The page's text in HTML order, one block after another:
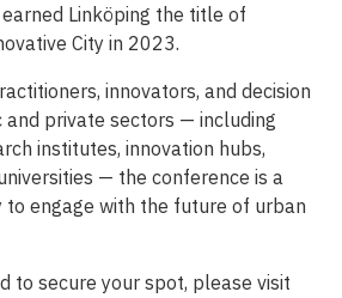
Linköping the title of
City in 2023.
innovators, and decision
private sectors — including
institutes, innovation hubs,
— the conference is a
to engage with the future of urban
to secure your spot, please visit